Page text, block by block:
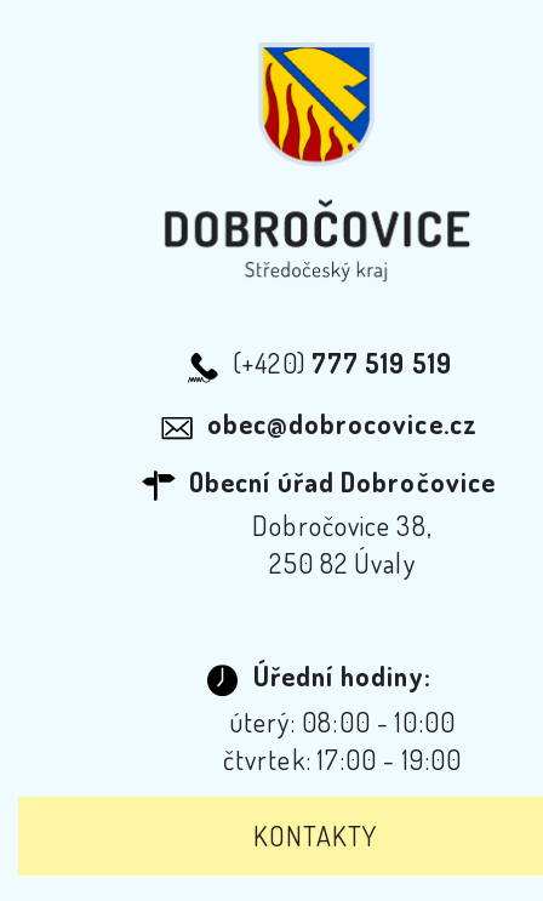
(+420) 777 519 519
obec@dobrocovice.cz
Obecní úřad Dobročovice
Dobročovice 38,
250 82 Úvaly
Úřední hodiny:
úterý: 08:00 - 10:00
čtvrtek: 17:00 - 19:00
KONTAKTY